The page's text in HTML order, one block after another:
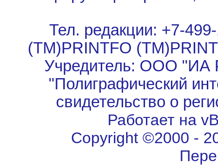
Тел. редакции: +7-
(TM)PRINTFO
Учредитель: ООО "ИА
"Полиграфический
свидетельство о
Работает на
Copyright ©2000 -